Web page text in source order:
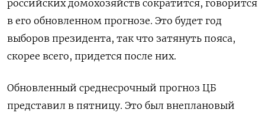
российских домохозяйств сократится, говорится
в его обновленном прогнозе. Это будет год
выборов президента, так что затянуть пояса,
скорее всего, придется после них.
Обновленный среднесрочный прогноз ЦБ
представил в пятницу. Это был внеплановый